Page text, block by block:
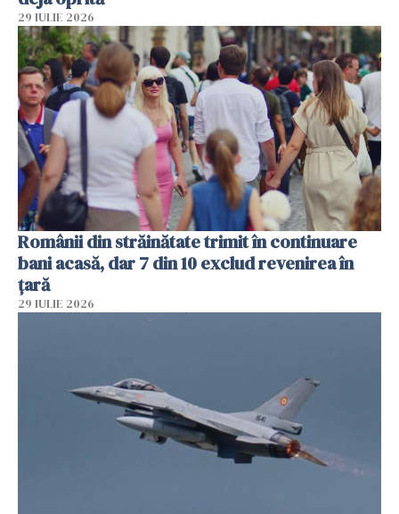
29 IULIE 2026
Românii din străinătate trimit în continuare
bani acasă, dar 7 din 10 exclud revenirea în
țară
29 IULIE 2026